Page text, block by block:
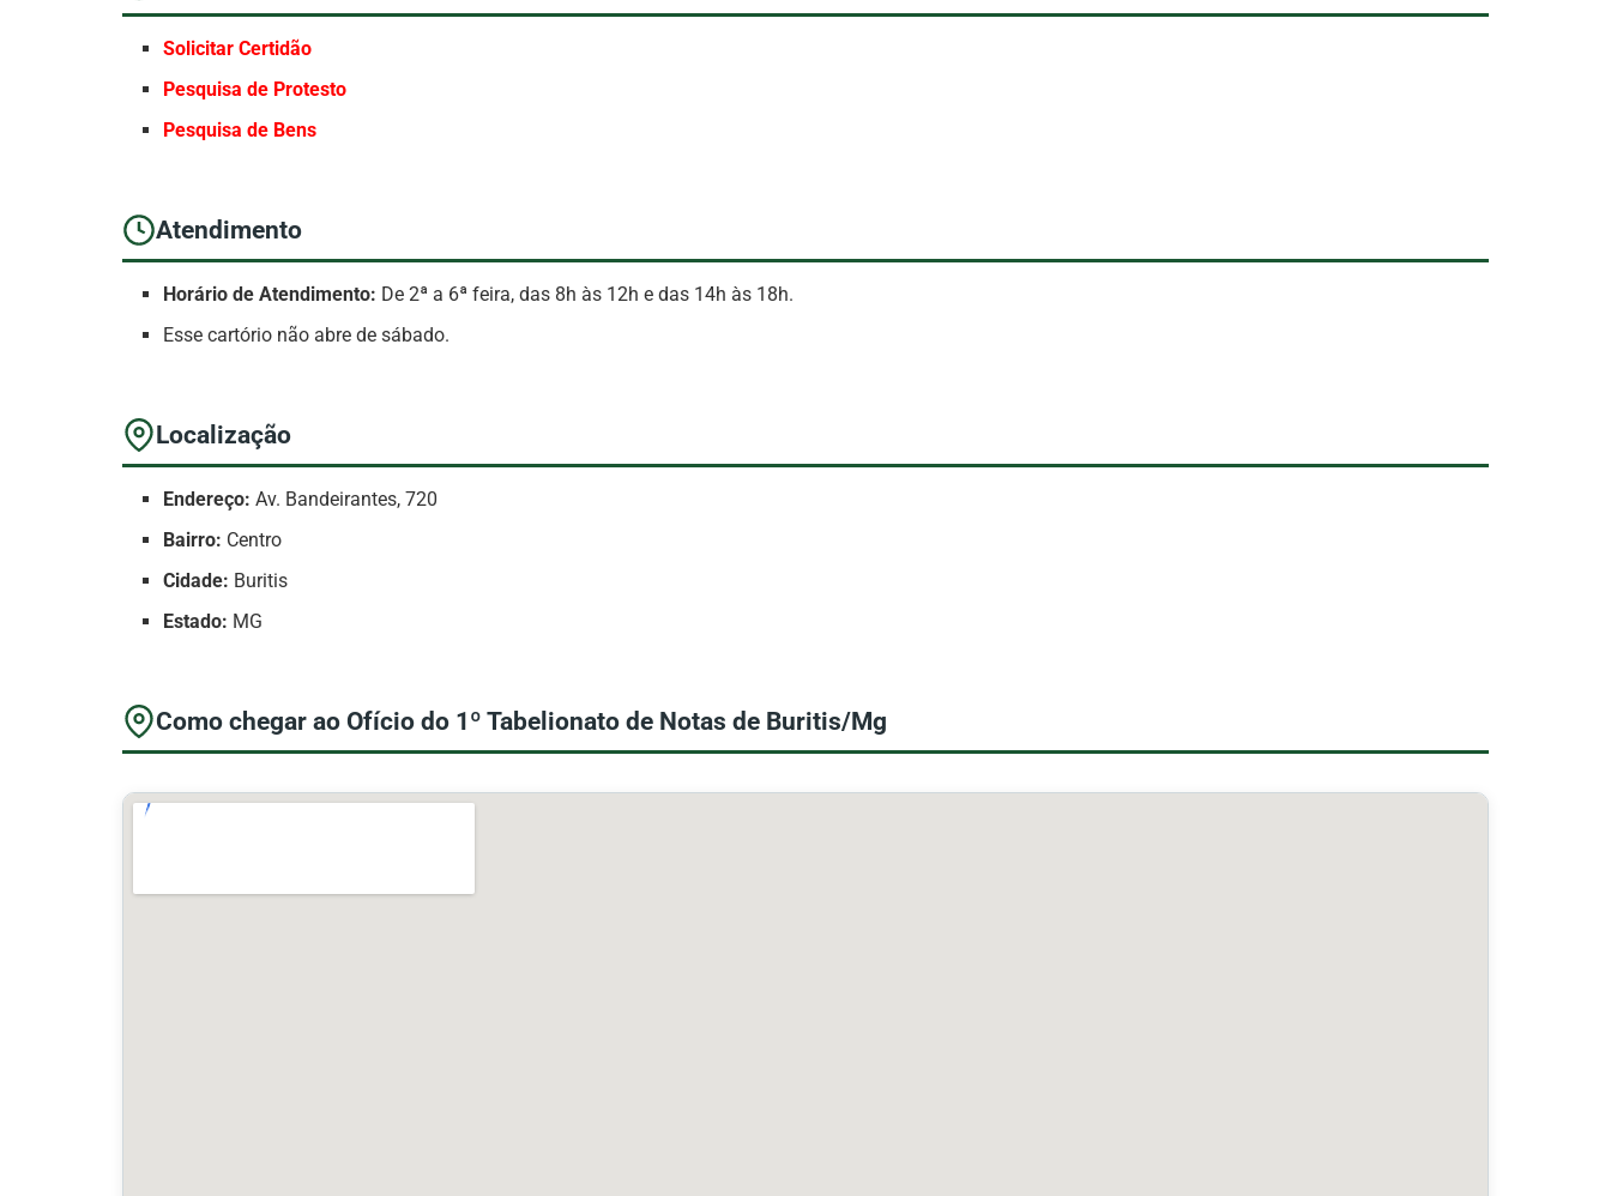
Solicitar Certidão
Pesquisa de Protesto
Pesquisa de Bens
Atendimento
Horário de Atendimento: De 2ª a 6ª feira, das 8h às 12h e das 14h às 18h.
Esse cartório não abre de sábado.
Localização
Endereço: Av. Bandeirantes, 720
Bairro: Centro
Cidade: Buritis
Estado: MG
Como chegar ao Ofício do 1º Tabelionato de Notas de Buritis/Mg